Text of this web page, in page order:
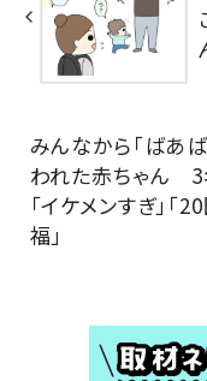
みんなから「ばあ
われた赤ちゃん 3
「イケメンすぎ」「
福」